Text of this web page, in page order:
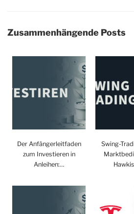
Zusammenhängende Posts
Der Anfängerleitfaden
zum Investieren in
Anleihen:…
Swing-